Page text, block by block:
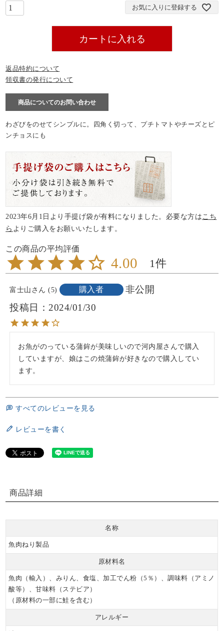
お気に入りに登録する
カートに入れる
返品特約について
領収書の発行について
商品についてのお問い合わせ
わざびをのせてシンプルに。四角く切って、プチトマトやチーズとピ
ンチョスにも
2023年6月1日より手提げ袋が有料になりました。必要な方はこち
ら よりご購入をお願いいたします。
4.00 1
富士山 5 購入者
非公開
投稿日
2024/01/30
お魚がのっている蒲鉾が美味しいので河内屋さんで購入
していますが、娘はこの焼蒲鉾が好きなので購入してい
ます。
すべてのレビューを見る
レビューを書く
商品詳細
名称
魚肉ねり製品
原材料名
魚肉（輸入）、みりん、食塩、加工でん粉（5％）、調味料（アミノ
酸等）、甘味料（ステビア）
（原材料の一部に鮭を含む）
アレルギー